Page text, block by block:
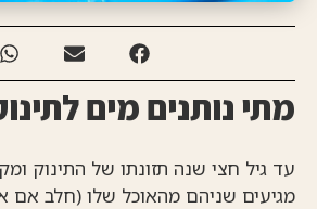
מתי נותנים מים
עד גיל חצי שנה תזונתו של התינוק
מגיעים שניהם מהאוכל שלו (חלב אם